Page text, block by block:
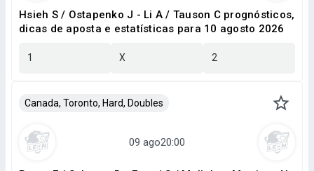
Hsieh S / Ostapenko J - Li A / Tauson C prognósticos,
dicas de aposta e estatísticas para 10 agosto 2026
1 X 2
Canada, Toronto, Hard, Doubles